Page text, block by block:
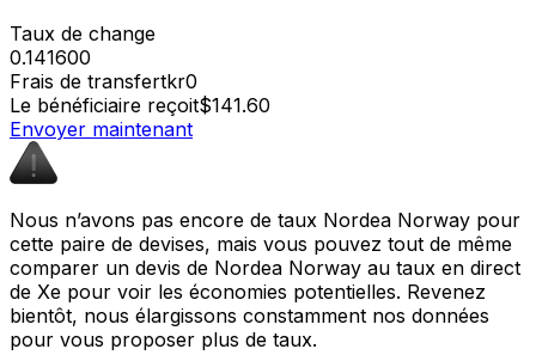
Taux de change
0.141600
Frais de transfertkr0
Le bénéficiaire reçoit$141.60
Envoyer maintenant
Nous n’avons pas encore de taux Nordea Norway pour
cette paire de devises, mais vous pouvez tout de même
comparer un devis de Nordea Norway au taux en direct
de Xe pour voir les économies potentielles. Revenez
bientôt, nous élargissons constamment nos données
pour vous proposer plus de taux.